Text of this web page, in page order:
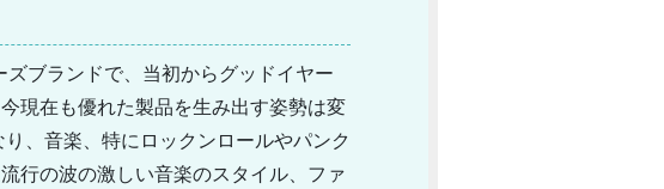
ブランドで、当初からグッドイヤー
現在も優れた製品を生み出す姿勢は変
、音楽、特にロックンロールやパンク
行の波の激しい音楽のスタイル、ファ